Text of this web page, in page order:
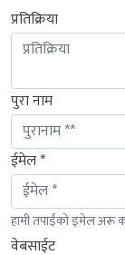
प्रतिक्रिया
पुरा नाम
ईमेल *
हामी तपाईंको इमेल अरू
वेबसाईट